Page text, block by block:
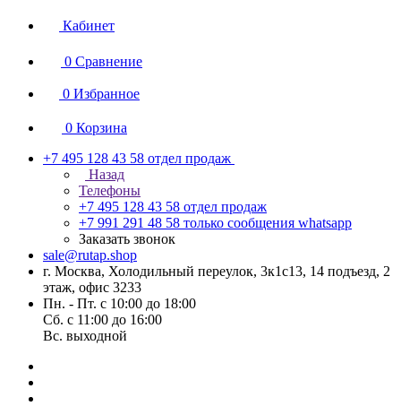
Кабинет
0 Сравнение
0 Избранное
0 Корзина
+7 495 128 43 58 отдел продаж
Назад
Телефоны
+7 495 128 43 58 отдел продаж
+7 991 291 48 58 только сообщения whatsapp
Заказать звонок
sale@rutap.shop
г. Москва, Холодильный переулок, 3к1с13, 14 подъезд, 2
этаж, офис 3233
Пн. - Пт. с 10:00 до 18:00
Сб. с 11:00 до 16:00
Вс. выходной